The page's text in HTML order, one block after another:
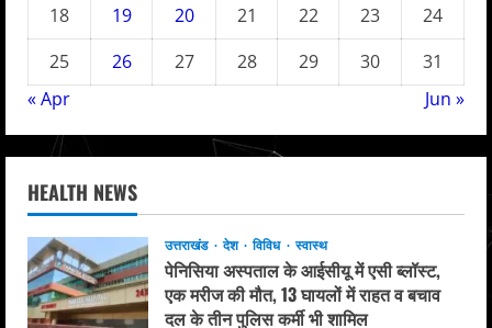
18 19 20 21 22 23
24
25
26 27 28 29 30
31
« Apr
Jun »
HEALTH NEWS
उत्तराखंड देश विविध स्वास्थ
पेनिसिया अस्पताल के आईसीयू में एसी ब्लॉस्ट,
एक मरीज की मौत, 13 घायलों में राहत व बचाव
दल के तीन पुलिस कर्मी भी शामिल